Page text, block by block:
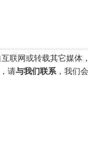
联网或转载其它媒体
请与我们联系 ，我们